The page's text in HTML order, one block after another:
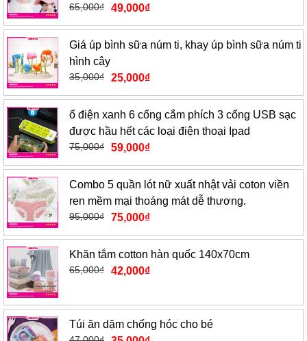
65,000₫ 49,000₫
Giá úp bình sữa núm ti, khay úp bình sữa núm ti
hình cây
35,000₫ 25,000₫
ổ điện xanh 6 cổng cắm phích 3 cổng USB sạc
được hầu hết các loại điện thoại Ipad
75,000₫ 59,000₫
Combo 5 quần lót nữ xuất nhật vải coton viền
ren mềm mại thoáng mát dễ thương.
95,000₫ 75,000₫
Khăn tắm cotton hàn quốc 140x70cm
65,000₫ 42,000₫
Túi ăn dặm chống hóc cho bé